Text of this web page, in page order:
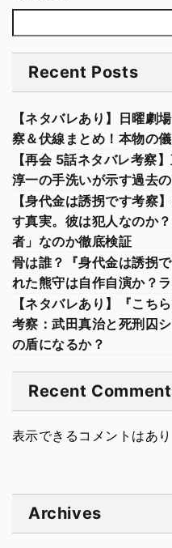
Recent Posts
【ネタバレあり】日曜
察＆伏線まとめ！本物の
【再会 5話ネタバレ考察
淳一の手洗いが示す過去
【身代金は誘拐です考察
す真実。彼は犯人なのか
者」なのか徹底検証
骨は誰？『身代金は誘拐
れた熊守は自作自演か？
【ネタバレあり】『こち
考察：武田真治と死刑囚
の盾になるか？
Recent
表示できるコメントはあり
Archives